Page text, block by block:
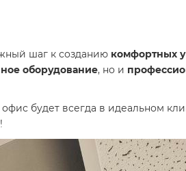
шаг к созданию комфортных
оборудование, но и
будет всегда в идеальном